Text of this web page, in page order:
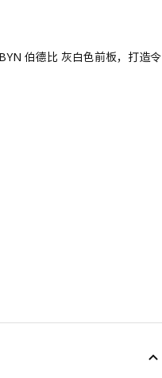
伯德比 灰白色前板，打造令